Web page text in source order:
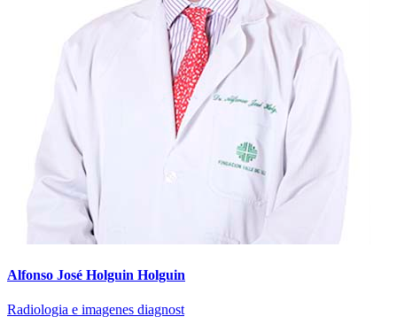
Alfonso José Holguin Holguin
Radiologia e imagenes diagnost